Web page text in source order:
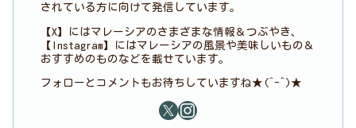
されている方に向けて発信しています。
【X】にはマレーシアのさまざまな情報＆つぶやき、
【Instagram】にはマレーシアの風景や美味しいもの＆
おすすめのものなどを載せています。
フォローとコメントもお待ちしていますね★(^-^)★